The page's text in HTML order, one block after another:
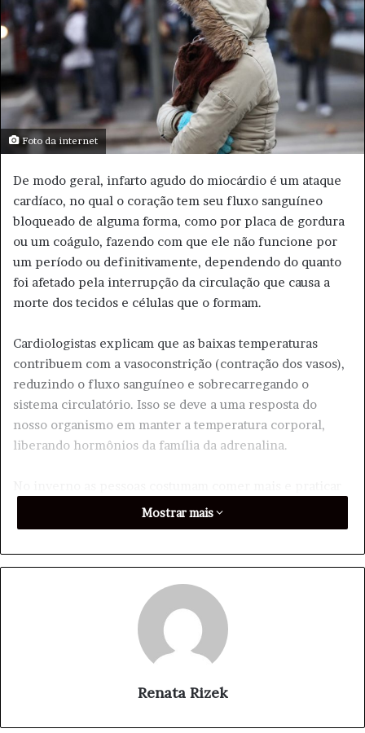
m
e
-
l
Foto da internet
De modo geral, infarto agudo do miocárdio é um ataque
cardíaco, no qual o coração tem seu fluxo sanguíneo
bloqueado de alguma forma, como por placa de gordura
ou um coágulo, fazendo com que ele não funcione por
um período ou definitivamente, dependendo do quanto
foi afetado pela interrupção da circulação que causa a
morte dos tecidos e células que o formam.
Cardiologistas explicam que as baixas temperaturas
contribuem com a vasoconstrição (contração dos vasos),
reduzindo o fluxo sanguíneo e sobrecarregando o
sistema circulatório. Isso se deve a uma resposta do
nosso organismo em manter a temperatura corporal,
liberando hormônios da família da adrenalina.
menos exercícios, o que também pode prejudicar.
obesidade e stress são fatores que predispõem ao risco
Um dos principais sintomas é a dor no peito mais
duradoura e que pode se estender para o braço
Mostrar mais
Renata Rizek